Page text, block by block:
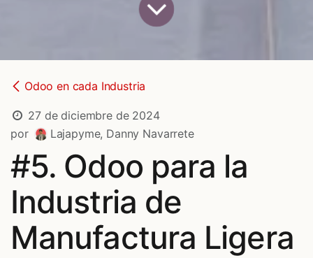
Odoo en cada Industria
27 de diciembre de 2024
por
Lajapyme, Danny Navarrete
#5. Odoo para la
Industria de
Manufactura Ligera